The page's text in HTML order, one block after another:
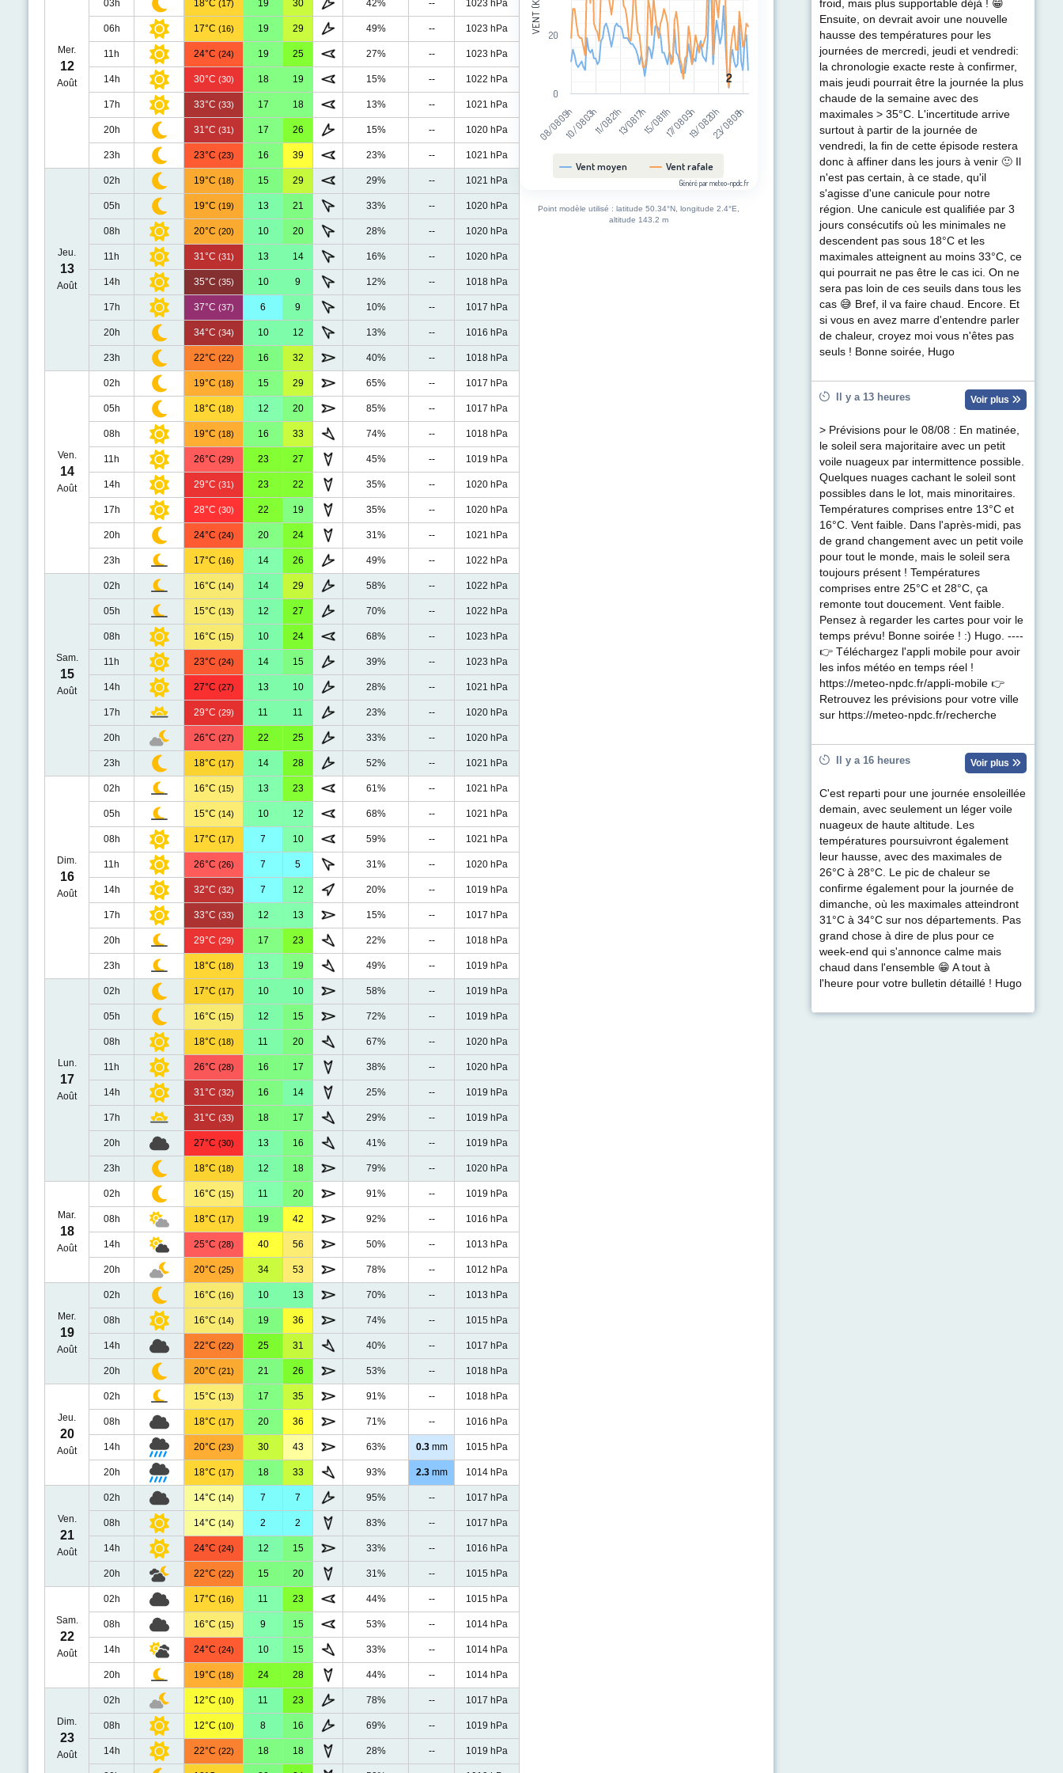
Mer.
12
Août
03h 18°C (17) 19 30 42% -- 1023 hPa
06h 17°C (16) 19 29 49% -- 1023 hPa
11h 24°C (24) 19 25 27% -- 1023 hPa
14h 30°C (30) 18 19 15% -- 1022 hPa
17h 33°C (33) 17 18 13% -- 1021 hPa
20h 31°C (31) 17 26 15% -- 1020 hPa
23h 23°C (23) 16 39 23% -- 1021 hPa
Jeu.
13
Août
02h 19°C (18) 15 29 29% -- 1021 hPa
05h 19°C (19) 13 21 33% -- 1020 hPa
08h 20°C (20) 10 20 28% -- 1020 hPa
11h 31°C (31) 13 14 16% -- 1020 hPa
14h 35°C (35) 10 9 12% -- 1018 hPa
17h 37°C (37) 6 9 10% -- 1017 hPa
20h 34°C (34) 10 12 13% -- 1016 hPa
23h 22°C (22) 16 32 40% -- 1018 hPa
Ven.
14
Août
02h 19°C (18) 15 29 65% -- 1017 hPa
05h 18°C (18) 12 20 85% -- 1017 hPa
08h 19°C (18) 16 33 74% -- 1018 hPa
11h 26°C (29) 23 27 45% -- 1019 hPa
14h 29°C (31) 23 22 35% -- 1020 hPa
17h 28°C (30) 22 19 35% -- 1020 hPa
20h 24°C (24) 20 24 31% -- 1021 hPa
23h 17°C (16) 14 26 49% -- 1022 hPa
Sam.
15
Août
02h 16°C (14) 14 29 58% -- 1022 hPa
05h 15°C (13) 12 27 70% -- 1022 hPa
08h 16°C (15) 10 24 68% -- 1023 hPa
11h 23°C (24) 14 15 39% -- 1023 hPa
14h 27°C (27) 13 10 28% -- 1021 hPa
17h 29°C (29) 11 11 23% -- 1020 hPa
20h 26°C (27) 22 25 33% -- 1020 hPa
23h 18°C (17) 14 28 52% -- 1021 hPa
Dim.
16
Août
02h 16°C (15) 13 23 61% -- 1021 hPa
05h 15°C (14) 10 12 68% -- 1021 hPa
08h 17°C (17) 7 10 59% -- 1021 hPa
11h 26°C (26) 7 5 31% -- 1020 hPa
14h 32°C (32) 7 12 20% -- 1019 hPa
17h 33°C (33) 12 13 15% -- 1017 hPa
20h 29°C (29) 17 23 22% -- 1018 hPa
23h 18°C (18) 13 19 49% -- 1019 hPa
Lun.
17
Août
02h 17°C (17) 10 10 58% -- 1019 hPa
05h 16°C (15) 12 15 72% -- 1019 hPa
08h 18°C (18) 11 20 67% -- 1020 hPa
11h 26°C (28) 16 17 38% -- 1020 hPa
14h 31°C (32) 16 14 25% -- 1019 hPa
17h 31°C (33) 18 17 29% -- 1019 hPa
20h 27°C (30) 13 16 41% -- 1019 hPa
23h 18°C (18) 12 18 79% -- 1020 hPa
Mar.
18
Août
02h 16°C (15) 11 20 91% -- 1019 hPa
08h 18°C (17) 19 42 92% -- 1016 hPa
14h 25°C (28) 40 56 50% -- 1013 hPa
20h 20°C (25) 34 53 78% -- 1012 hPa
Mer.
19
Août
02h 16°C (16) 10 13 70% -- 1013 hPa
08h 16°C (14) 19 36 74% -- 1015 hPa
14h 22°C (22) 25 31 40% -- 1017 hPa
20h 20°C (21) 21 26 53% -- 1018 hPa
Jeu.
20
Août
02h 15°C (13) 17 35 91% -- 1018 hPa
08h 18°C (17) 20 36 71% -- 1016 hPa
14h 20°C (23) 30 43 63% 0.3mm 1015 hPa
20h 18°C (17) 18 33 93% 2.3mm 1014 hPa
Ven.
21
Août
02h 14°C (14) 7 7 95% -- 1017 hPa
08h 14°C (14) 2 2 83% -- 1017 hPa
14h 24°C (24) 12 15 33% -- 1016 hPa
20h 22°C (22) 15 20 31% -- 1015 hPa
Sam.
22
Août
02h 17°C (16) 11 23 44% -- 1015 hPa
08h 16°C (15) 9 15 53% -- 1014 hPa
14h 24°C (24) 10 15 33% -- 1014 hPa
20h 19°C (18) 24 28 44% -- 1014 hPa
Dim.
23
Août
02h 12°C (10) 11 23 78% -- 1017 hPa
08h 12°C (10) 8 16 69% -- 1019 hPa
14h 22°C (22) 18 18 28% -- 1019 hPa
2
2
Vent moyen Vent rafale
08/08 09h10/08 03h11/08 21h13/08 17h15/08 11h17/08 05h19/08 20h23/08 08h
0
20
Généré par meteo-npdc.fr
Point modèle utilisé : latitude 50.34°N, longitude 2.4°E,
altitude 143.2 m
froid, mais plus supportable déjà ! 😁
Ensuite, on devrait avoir une nouvelle
hausse des températures pour les
journées de mercredi, jeudi et vendredi:
la chronologie exacte reste à confirmer,
mais jeudi pourrait être la journée la plus
chaude de la semaine avec des
maximales > 35°C. L'incertitude arrive
surtout à partir de la journée de
vendredi, la fin de cette épisode restera
donc à affiner dans les jours à venir 🙂 Il
n'est pas certain, à ce stade, qu'il
s'agisse d'une canicule pour notre
région. Une canicule est qualifiée par 3
jours consécutifs où les minimales ne
descendent pas sous 18°C et les
maximales atteignent au moins 33°C, ce
qui pourrait ne pas être le cas ici. On ne
sera pas loin de ces seuils dans tous les
cas 😅 Bref, il va faire chaud. Encore. Et
si vous en avez marre d'entendre parler
de chaleur, croyez moi vous n'êtes pas
seuls ! Bonne soirée, Hugo
Il y a 13 heures Voir plus
> Prévisions pour le 08/08 : En matinée,
le soleil sera majoritaire avec un petit
voile nuageux par intermittence possible.
Quelques nuages cachant le soleil sont
possibles dans le lot, mais minoritaires.
Températures comprises entre 13°C et
16°C. Vent faible. Dans l'après-midi, pas
de grand changement avec un petit voile
pour tout le monde, mais le soleil sera
toujours présent ! Températures
comprises entre 25°C et 28°C, ça
remonte tout doucement. Vent faible.
Pensez à regarder les cartes pour voir le
temps prévu! Bonne soirée ! :) Hugo. ----
👉 Téléchargez l'appli mobile pour avoir
les infos météo en temps réel !
https://meteo-npdc.fr/appli-mobile 👉
Retrouvez les prévisions pour votre ville
sur https://meteo-npdc.fr/recherche
Il y a 16 heures Voir plus
C'est reparti pour une journée ensoleillée
demain, avec seulement un léger voile
nuageux de haute altitude. Les
températures poursuivront également
leur hausse, avec des maximales de
26°C à 28°C. Le pic de chaleur se
confirme également pour la journée de
dimanche, où les maximales atteindront
31°C à 34°C sur nos départements. Pas
grand chose à dire de plus pour ce
week-end qui s'annonce calme mais
chaud dans l'ensemble 😁 A tout à
l'heure pour votre bulletin détaillé ! Hugo